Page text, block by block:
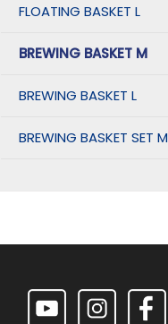
FLOATING BASKET L
BREWING BASKET M
BREWING BASKET L
BREWING BASKET SET M